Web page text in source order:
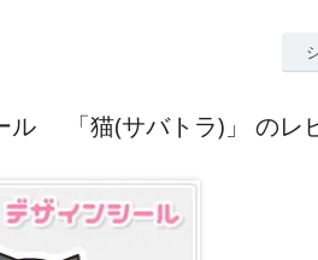
ル 「猫(サバトラ)」 のレ